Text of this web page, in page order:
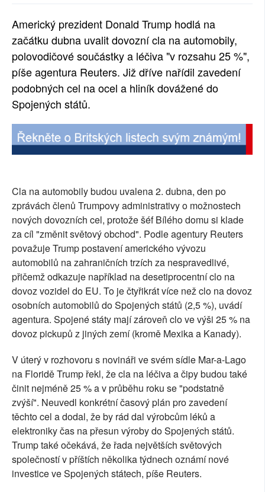
RUBRIKY
PLNÁ VERZE STRÁNEK
Americký prezident Donald Trump hodlá na
začátku dubna uvalit dovozní cla na automobily,
polovodičové součástky a léčiva "v rozsahu 25 %",
píše agentura Reuters. Již dříve nařídil zavedení
podobných cel na ocel a hliník dovážené do
Spojených států.
Cla na automobily budou uvalena 2. dubna, den po
zprávách členů Trumpovy administrativy o možnostech
nových dovozních cel, protože šéf Bílého domu si klade
za cíl "změnit světový obchod". Podle agentury Reuters
považuje Trump postavení amerického vývozu
automobilů na zahraničních trzích za nespravedlivé,
přičemž odkazuje například na desetiprocentní clo na
dovoz vozidel do EU. To je čtyřikrát více než clo na dovoz
osobních automobilů do Spojených států (2,5 %), uvádí
agentura. Spojené státy mají zároveň clo ve výši 25 % na
dovoz pickupů z jiných zemí (kromě Mexika a Kanady).
V úterý v rozhovoru s novináři ve svém sídle Mar-a-Lago
na Floridě Trump řekl, že cla na léčiva a čipy budou také
činit nejméně 25 % a v průběhu roku se "podstatně
zvýší". Neuvedl konkrétní časový plán pro zavedení
těchto cel a dodal, že by rád dal výrobcům léků a
elektroniky čas na přesun výroby do Spojených států.
Trump také očekává, že řada největších světových
společností v příštích několika týdnech oznámí nové
investice ve Spojených státech, píše Reuters.